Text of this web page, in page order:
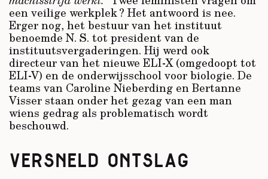
een veilige werkplek ? Het antwoord is nee.
Erger nog, het bestuur van het instituut
benoemde N. S. tot president van de
instituutsvergaderingen. Hij werd ook
directeur van het nieuwe ELI-X (omgedoopt tot
ELI-V) en de onderwijsschool voor biologie. De
teams van Caroline Nieberding en Bertanne
Visser staan onder het gezag van een man
wiens gedrag als problematisch wordt
beschouwd.
VERSNELD ONTSLAG